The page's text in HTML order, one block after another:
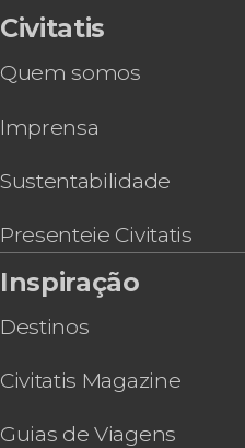
Tour de 4x4 por
Civitatis
Quem somos
Imprensa
Sustentabilidade
Presenteie Civitatis
Inspiração
Destinos
Civitatis Magazine
Guias de Viagens